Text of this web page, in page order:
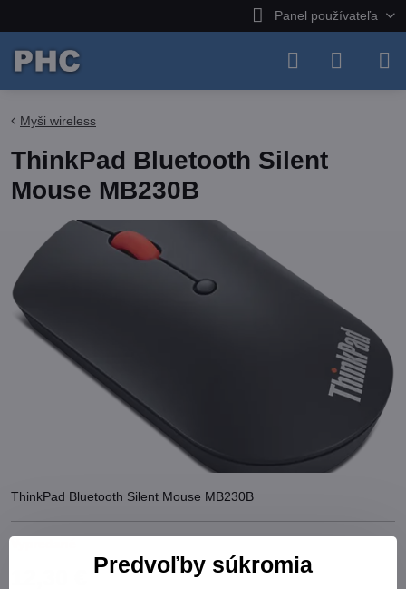
Panel používateľa
Myši wireless
ThinkPad Bluetooth Silent
Mouse MB230B
ThinkPad Bluetooth Silent Mouse MB230B
Predvoľby súkromia